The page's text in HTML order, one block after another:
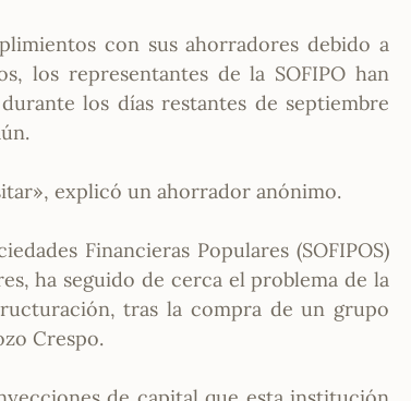
con sus ahorradores debido a
los representantes de la SOFIPO han
los días restantes de septiembre
explicó un ahorrador anónimo.
Financieras Populares (SOFIPOS)
ha seguido de cerca el problema de la
tras la compra de un grupo
Crespo.